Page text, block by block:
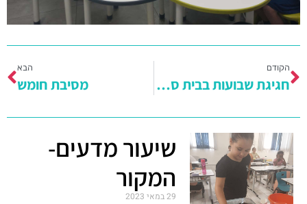
הקודם
חגיגת שבועות בבית ספר מעוף
הבא
מסיבת חומש
שיעור מדעים-
המקור
29 במאי 2023